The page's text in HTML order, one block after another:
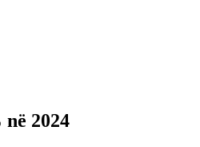
2024